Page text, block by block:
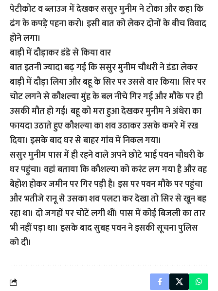
पेटीकोट व ब्लाउज में देखकर ससुर मुनीम ने टोका और कहा कि
ढंग के कपड़े पहना करो। इसी बात को लेकर दोनों के बीच विवाद
होने लगा।
बाड़ी में दौड़ाकर डंडे से किया वार
बात इतनी ज्यादा बढ़ गई कि ससुर मुनीम चौधरी ने डंडा लेकर
बाड़ी में दौड़ा लिया और बहू के सिर पर उससे वार किया। सिर पर
चोट लगने से कौशल्या मुंह के बल नीचे गिर गई और मौके पर ही
उसकी मौत हो गई। बहू को मरा हुआ देखकर मुनीम ने अंधेरा का
फायदा उठाते हुए कौशल्या का शव उठाकर उसके कमरे में रख
दिया। इसके बाद घर से बाहर गांव में निकल गया।
ससुर मुनीम पास में ही रहने वाले अपने छोटे भाई पवन चौधरी के
घर पहुंचा। वहां बताया कि कौशल्या को करंट लग गया है और वह
बेहोश होकर जमीन पर गिर पड़ी है। इस पर पवन मौके पर पहुंचा
और भतीजे रानू से उसका शव पलटा कर देखा तो सिर से खून बह
रहा था। दो जगहों पर चोटें लगी थीं। पास में कोई बिजली का तार
भी नहीं पड़ा था। इसके बाद सुबह पवन ने इसकी सूचना पुलिस
को दी।